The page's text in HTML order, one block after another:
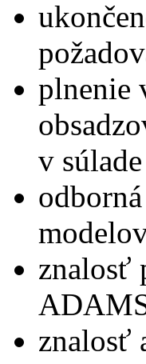
plnenie
v
znalosť
znalosť